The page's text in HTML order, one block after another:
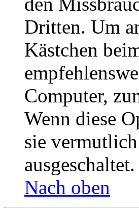
Dritten. Um
Kästchen
Computer,
Wenn diese
sie
ausgeschaltet.
Nach oben